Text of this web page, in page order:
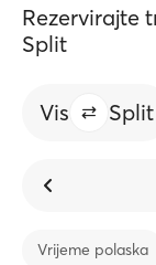
Rezervirajte
Split
Vis Split
Vrijeme polaska